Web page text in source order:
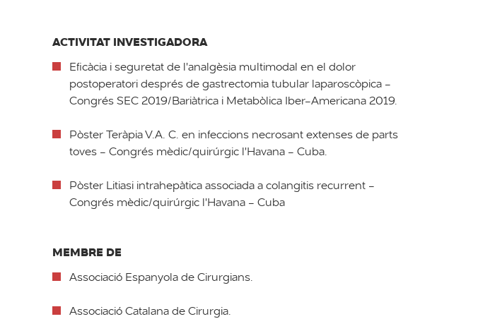
ACTIVITAT INVESTIGADORA
Eficàcia i seguretat de l'analgèsia multimodal en el dolor
postoperatori després de gastrectomia tubular laparoscòpica -
Congrés SEC 2019/Bariàtrica i Metabòlica Iber-Americana 2019.
Pòster Teràpia V.A. C. en infeccions necrosant extenses de parts
toves - Congrés mèdic/quirúrgic l'Havana - Cuba.
Pòster Litiasi intrahepàtica associada a colangitis recurrent -
Congrés mèdic/quirúrgic l'Havana - Cuba
MEMBRE DE
Associació Espanyola de Cirurgians.
Associació Catalana de Cirurgia.